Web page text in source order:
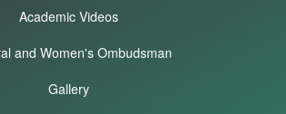
Academic Videos
and Women's Ombudsman
Gallery